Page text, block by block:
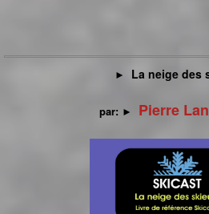
► La neige des
par: ► Pierre